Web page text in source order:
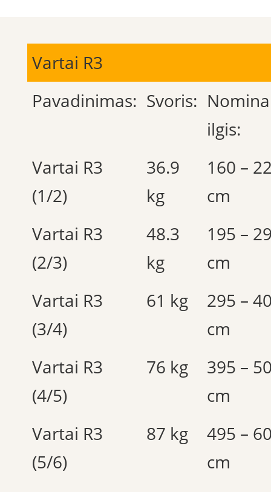
Vartai R3
Pavadinimas: Svoris:
ilgis:
Vartai R3
(1/2)
36.9
kg
160 –
cm
Vartai R3
(2/3)
48.3
kg
195 –
cm
Vartai R3
(3/4)
61 kg
295 –
cm
Vartai R3
(4/5)
76 kg
395 –
cm
Vartai R3
(5/6)
87 kg
495 –
cm